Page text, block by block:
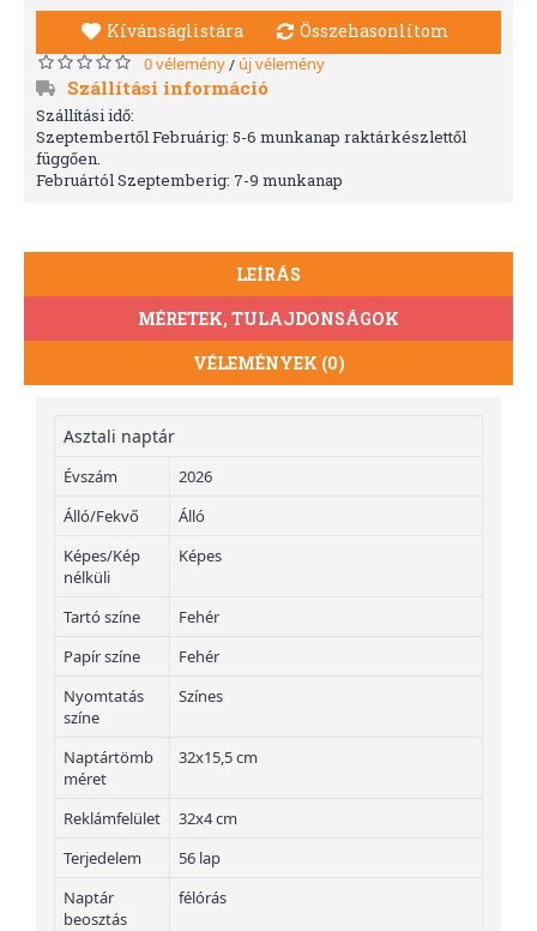
Kívánságlistára Összehasonlítom
0 vélemény/ új vélemény
Szállítási információ
Szállítási idő:
Szeptembertől Februárig: 5-6 munkanap raktárkészlettől
függően.
Februártól Szeptemberig: 7-9 munkanap
LEÍRÁS
MÉRETEK, TULAJDONSÁGOK
VÉLEMÉNYEK (0)
Asztali naptár
Évszám
2026
Álló/Fekvő
Álló
Képes/Kép
nélküli
Képes
Tartó színe
Fehér
Papír színe
Fehér
Nyomtatás
színe
Színes
Naptártömb
méret
32x15,5 cm
Reklámfelület
32x4 cm
Terjedelem
56 lap
Naptár
beosztás
félórás